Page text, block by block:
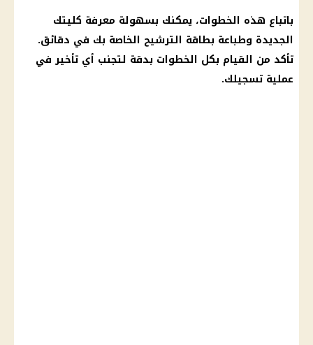
باتباع هذه الخطوات، يمكنك بسهولة معرفة كليتك
الجديدة وطباعة بطاقة الترشيح الخاصة بك في دقائق.
تأكد من القيام بكل الخطوات بدقة لتجنب أي تأخير في
عملية تسجيلك.